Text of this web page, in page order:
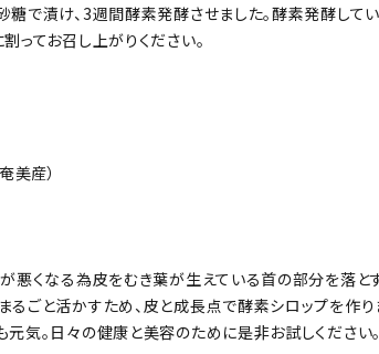
で漬け、3週間酵素発酵させました。酵素発酵して
ってお召し上がりください。
美産）
悪くなる為皮をむき葉が生えている首の部分を落と
ごと活かすため、皮と成長点で酵素シロップを作り
気。日々の健康と美容のために是非お試しください。